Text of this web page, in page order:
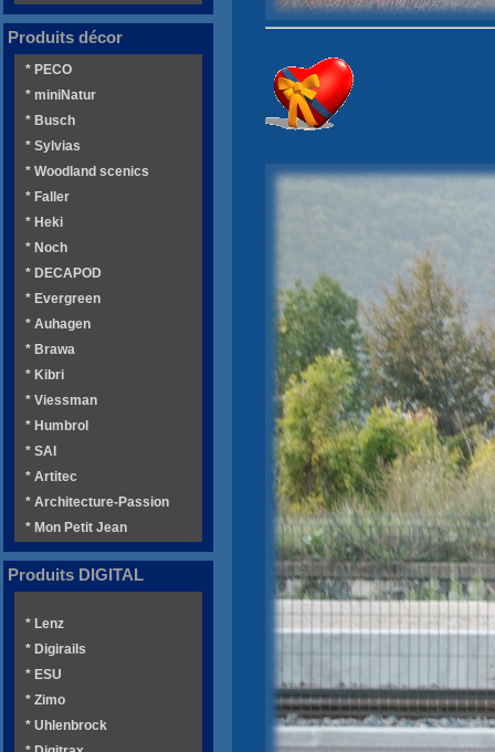
Produits décor
* PECO
* miniNatur
* Busch
* Sylvias
* Woodland scenics
* Faller
* Heki
* Noch
* DECAPOD
* Evergreen
* Auhagen
* Brawa
* Kibri
* Viessman
* Humbrol
* SAI
* Artitec
* Architecture-Passion
* Mon Petit Jean
Produits DIGITAL
* Lenz
* Digirails
* ESU
* Zimo
* Uhlenbrock